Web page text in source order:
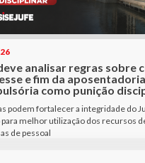
analisar regras sobre
e fim da aposentadoria
como punição
podem fortalecer a integridade do
para melhor utilização dos recursos
de pessoal